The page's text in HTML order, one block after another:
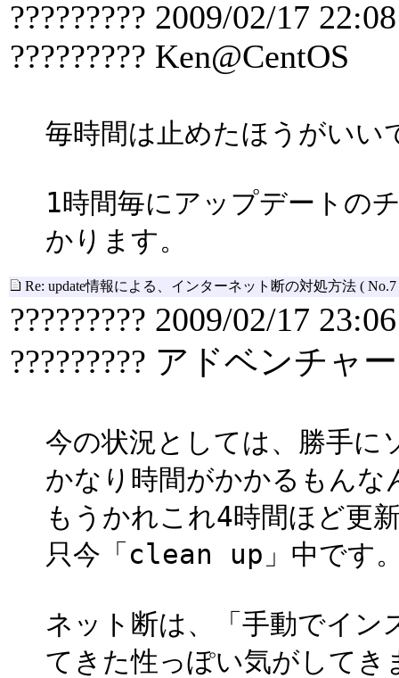
????????? 2009/02/17 22:08
????????? Ken@CentOS
毎時間は止めたほうがいい
1時間毎にアップデートの
かります。
Re: update情報による、インターネット断の対処方法 ( No.7
????????? 2009/02/17 23:06
????????? アドベンチャー
今の状況としては、勝手に
かなり時間がかかるもんな
もうかれこれ4時間ほど更
只今「clean up」中です
ネット断は、「手動でイ
てきた性っぽい気がしてき